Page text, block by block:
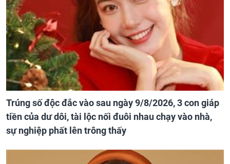
Trúng số độc đắc vào sau ngày 9/8/2026, 3 con giáp
tiền của dư dôi, tài lộc nối đuôi nhau chạy vào nhà,
sự nghiệp phất lên trông thấy